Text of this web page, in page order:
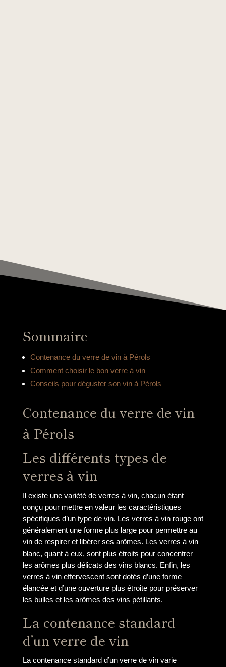
Sommaire
Contenance du verre de vin à Pérols
Comment choisir le bon verre à vin
Conseils pour déguster son vin à Pérols
Contenance du verre de vin
à Pérols
Les différents types de
verres à vin
Il existe une variété de verres à vin, chacun étant
conçu pour mettre en valeur les caractéristiques
spécifiques d’un type de vin. Les verres à vin rouge ont
généralement une forme plus large pour permettre au
vin de respirer et libérer ses arômes. Les verres à vin
blanc, quant à eux, sont plus étroits pour concentrer
les arômes plus délicats des vins blancs. Enfin, les
verres à vin effervescent sont dotés d’une forme
élancée et d’une ouverture plus étroite pour préserver
les bulles et les arômes des vins pétillants.
La contenance standard
d’un verre de vin
La contenance standard d’un verre de vin varie